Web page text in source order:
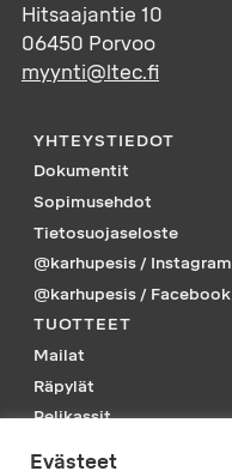
Hitsaajantie 10
06450 Porvoo
myynti@ltec.fi
YHTEYSTIEDOT
Dokumentit
Sopimusehdot
Tietosuojaseloste
@karhupesis / Instagram
@karhupesis / Facebook
TUOTTEET
Mailat
Räpylät
Pelikassit
Evästeet